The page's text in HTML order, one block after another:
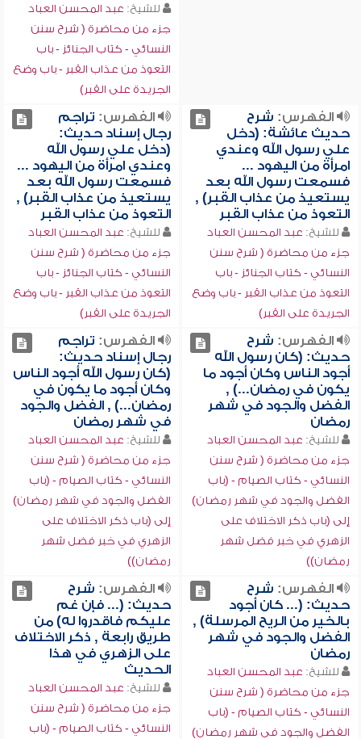
للشيخ: عبد المحسن العباد
جزء من محاضرة ( شرح سنن
النسائي - كتاب الجنائز - باب
التعوذ من عذاب القبر - باب وضع
الجريدة على القبر)
الفهرس: شرح
حديث عائشة: (دخل
علي رسول الله وعندي
امرأة من اليهود ...
فسمعت رسول الله بعد
يستعيذ من عذاب القبر) ,
التعوذ من عذاب القبر
للشيخ: عبد المحسن العباد
جزء من محاضرة ( شرح سنن
النسائي - كتاب الجنائز - باب
التعوذ من عذاب القبر - باب وضع
الجريدة على القبر)
الفهرس: تراجم
رجال إسناد حديث:
(دخل علي رسول الله
وعندي امرأة من اليهود ...
فسمعت رسول الله بعد
يستعيذ من عذاب القبر) ,
التعوذ من عذاب القبر
للشيخ: عبد المحسن العباد
جزء من محاضرة ( شرح سنن
النسائي - كتاب الجنائز - باب
التعوذ من عذاب القبر - باب وضع
الجريدة على القبر)
الفهرس: شرح
حديث: (كان رسول الله
أجود الناس وكان أجود ما
يكون في رمضان...) ,
الفضل والجود في شهر
رمضان
للشيخ: عبد المحسن العباد
جزء من محاضرة ( شرح سنن
النسائي - كتاب الصيام - (باب
الفضل والجود في شهر رمضان)
إلى (باب ذكر الاختلاف على
الزهري في خبر فضل شهر
رمضان))
الفهرس: تراجم
رجال إسناد حديث:
(كان رسول الله أجود الناس
وكان أجود ما يكون في
رمضان...) , الفضل والجود
في شهر رمضان
للشيخ: عبد المحسن العباد
جزء من محاضرة ( شرح سنن
النسائي - كتاب الصيام - (باب
الفضل والجود في شهر رمضان)
إلى (باب ذكر الاختلاف على
الزهري في خبر فضل شهر
رمضان))
الفهرس: شرح
حديث: (... كان أجود
بالخير من الريح المرسلة) ,
الفضل والجود في شهر
رمضان
للشيخ: عبد المحسن العباد
جزء من محاضرة ( شرح سنن
النسائي - كتاب الصيام - (باب
الفضل والجود في شهر رمضان)
الفهرس: شرح
حديث: (... فإن غم
عليكم فاقدروا له) من
طريق رابعة , ذكر الاختلاف
على الزهري في هذا
الحديث
للشيخ: عبد المحسن العباد
جزء من محاضرة ( شرح سنن
النسائي - كتاب الصيام - (باب